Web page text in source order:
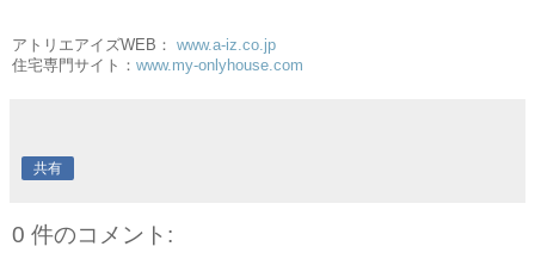
アトリエアイズWEB： www.a-iz.co.jp
住宅専門サイト： www.my-onlyhouse.com
共有
0 件のコメント: